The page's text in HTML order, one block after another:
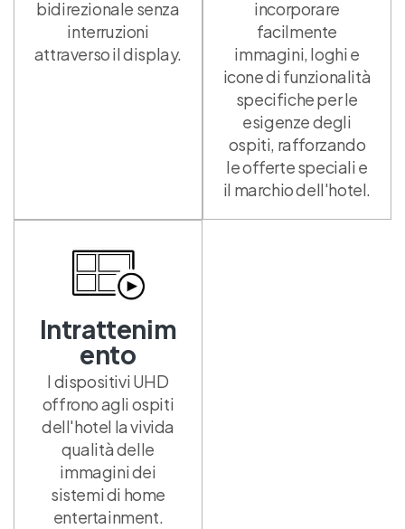
bidirezionale senza
interruzioni
attraverso il display.
incorporare
facilmente
immagini, loghi e
icone di funzionalità
specifiche per le
esigenze degli
ospiti, rafforzando
le offerte speciali e
il marchio dell'hotel.
Intrattenim
ento
I dispositivi UHD
offrono agli ospiti
dell'hotel la vivida
qualità delle
immagini dei
sistemi di home
entertainment.